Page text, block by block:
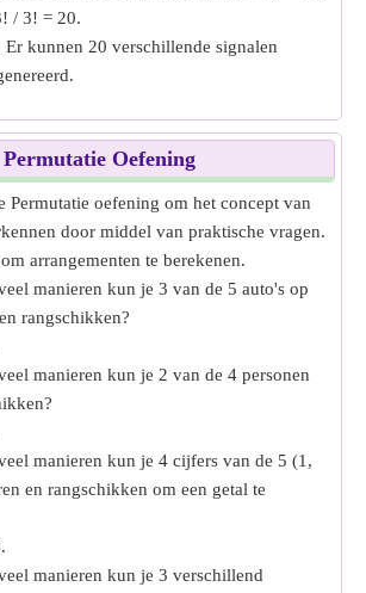
/ 3! = 20.
Er kunnen 20 verschillende signalen
Permutatie Oefening
Permutatie oefening om het concept van
door middel van praktische vragen.
arrangementen te berekenen.
manieren kun je 3 van de 5 auto's op
rangschikken?
manieren kun je 2 van de 4 personen
manieren kun je 4 cijfers van de 5 (1,
en rangschikken om een getal te
manieren kun je 3 verschillend